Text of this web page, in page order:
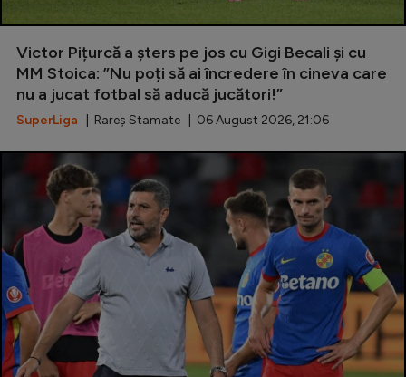
Special
Diverse
Inedit
Clasamente
Champions League
Europa League
Conference League
Victor Pițurcă a șters pe jos cu Gigi Becali și cu
MM Stoica: ”Nu poți să ai încredere în cineva care
nu a jucat fotbal să aducă jucători!”
SuperLiga | Rareș Stamate | 06 August 2026, 21:06